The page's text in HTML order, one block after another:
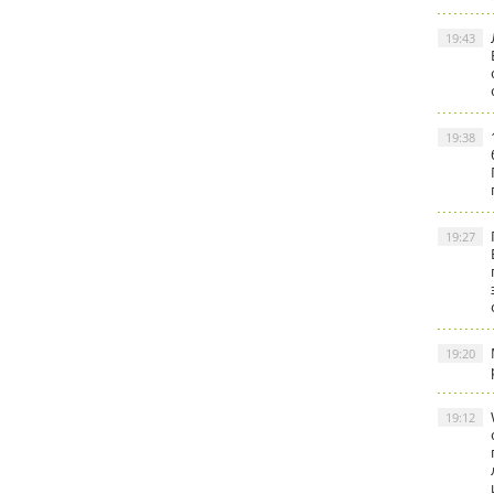
19:43
19:38
19:27
19:20
19:12